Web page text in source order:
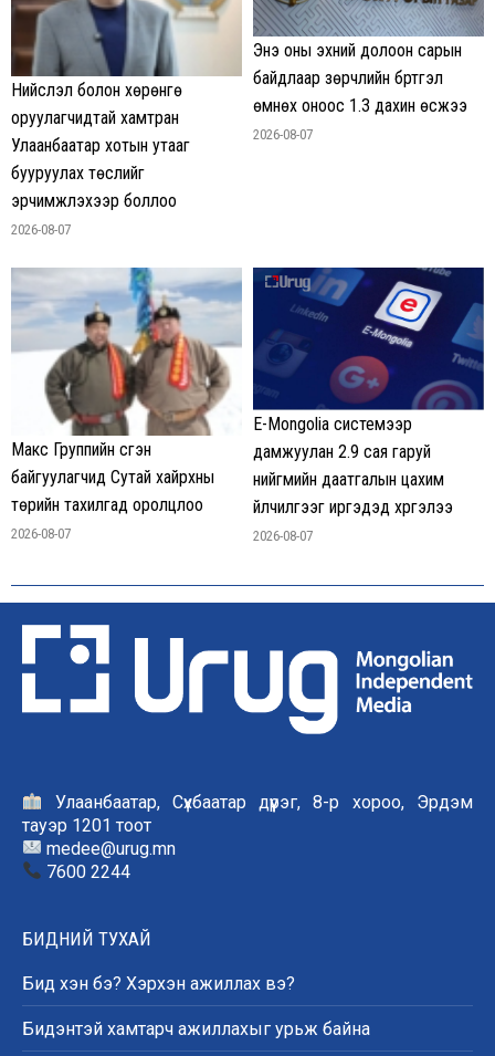
Нийслэл болон хөрөнгө
оруулагчидтай хамтран
Улаанбаатар хотын утааг
бууруулах төслийг
эрчимжүүлэхээр боллоо
2026-08-07
Энэ оны эхний долоон сарын
байдлаар зөрчлийн бүртгэл
өмнөх оноос 1.3 дахин өсжээ
2026-08-07
Макс Группийн үүсгэн
байгуулагчид Сутай хайрхны
төрийн тахилгад оролцлоо
2026-08-07
E-Mongolia системээр
дамжуулан 2.9 сая гаруй
нийгмийн даатгалын цахим
үйлчилгээг иргэдэд хүргэлээ
2026-08-07
Улаанбаатар, Сүхбаатар дүүрэг, 8-р хороо, Эрдэм
тауэр 1201 тоот
medee@urug.mn
7600 2244
БИДНИЙ ТУХАЙ
Бид хэн бэ? Хэрхэн ажиллах вэ?
Бидэнтэй хамтарч ажиллахыг урьж байна